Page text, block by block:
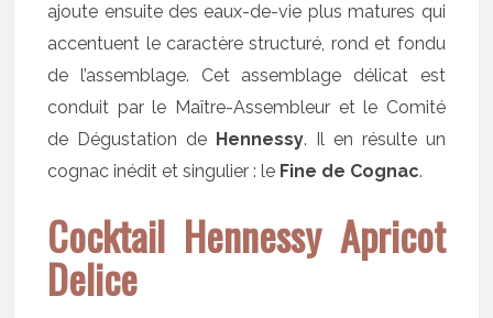
ajoute ensuite des eaux-de-vie plus matures qui
accentuent le caractère structuré, rond et fondu
de l’assemblage. Cet assemblage délicat est
conduit par le Maître-Assembleur et le Comité
de Dégustation de Hennessy. Il en résulte un
cognac inédit et singulier : le Fine de Cognac.
Cocktail Hennessy Apricot
Delice